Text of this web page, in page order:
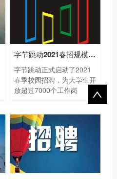
字节跳动2021春招规模创新高 提供超7000个
字节跳动正式启动了2021
春季校园招聘，为大学生开
放超过7000个工作岗